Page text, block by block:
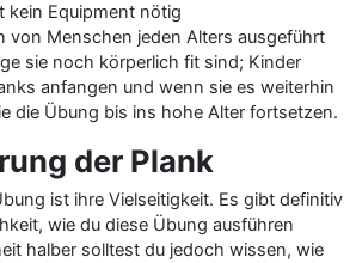
kein Equipment nötig
von Menschen jeden Alters ausgeführt
sie noch körperlich fit sind; Kinder
anfangen und wenn sie es weiterhin
die Übung bis ins hohe Alter fortsetzen.
der Plank
ist ihre Vielseitigkeit. Es gibt definitiv
wie du diese Übung ausführen
halber solltest du jedoch wissen, wie